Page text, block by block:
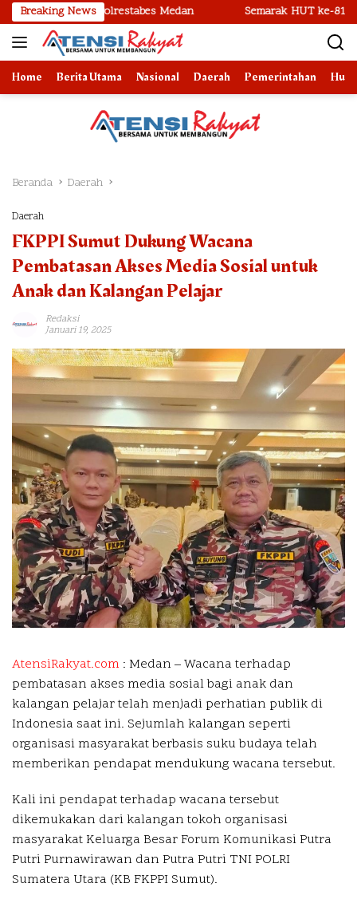
Langsung
ke
konten
Breaking News
Polrestabes Medan Semarak HUT ke-81 RI, Imigrasi
Home Berita Utama Nasional Daerah Pemerintahan
Beranda Daerah
Daerah
FKPPI Sumut Dukung Wacana
Pembatasan Akses Media Sosial untuk
Anak dan Kalangan Pelajar
Redaksi
Januari 19, 2025
AtensiRakyat.com : Medan –Wacana terhadap
pembatasan akses media sosial bagi anak dan
kalangan pelajar telah menjadi perhatian publik di
Indonesia saat ini. Sejumlah kalangan seperti
organisasi masyarakat berbasis suku budaya telah
memberikan pendapat mendukung wacana tersebut.
Kali ini pendapat terhadap wacana tersebut
dikemukakan dari kalangan tokoh organisasi
masyarakat Keluarga Besar Forum Komunikasi Putra
Putri Purnawirawan dan Putra Putri TNI POLRI
Sumatera Utara (KB FKPPI Sumut).